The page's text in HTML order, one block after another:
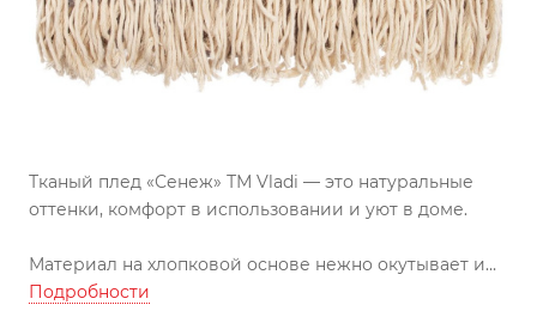
Тканый плед «Сенеж» ТМ Vladi — это натуральные
оттенки, комфорт в использовании и уют в доме.
Материал на хлопковой основе нежно окутывает и
при этом не препятствует циркуляции воздуха, а
Подробности